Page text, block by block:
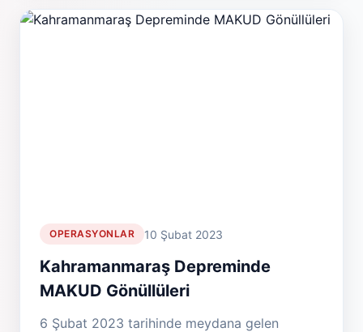
OPERASYONLAR 10 Şubat 2023
Kahramanmaraş Depreminde
MAKUD Gönüllüleri
6 Şubat 2023 tarihinde meydana gelen